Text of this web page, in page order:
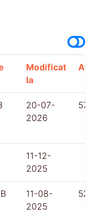
Modificat
la
20-07-
2026
57
11-12-
2025
11-08-
2025